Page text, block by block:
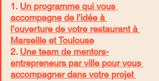
1. Un programme qui vous
accompagne de l’idée à
l’ouverture de votre restaurant à
Marseille et Toulouse
2. Une team de mentors-
entrepreneurs par ville pour vous
accompagner dans votre projet